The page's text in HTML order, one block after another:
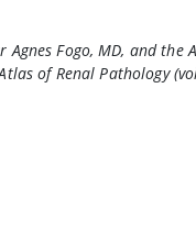
Agnes Fogo, MD, and the
of Renal Pathology